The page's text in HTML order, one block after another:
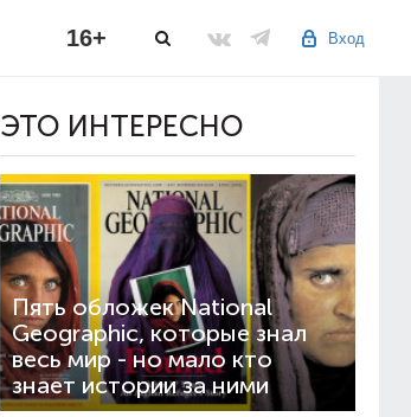
Вход
16+
ЭТО ИНТЕРЕСНО
Пять обложек National
Geographic, которые знал
весь мир - но мало кто
знает истории за ними